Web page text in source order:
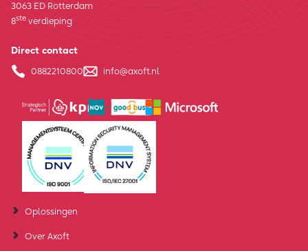
3063 ED Rotterdam
8ste verdieping
Direct contact
0882210800 info@axoft.nl
Oplossingen
Over Axoft